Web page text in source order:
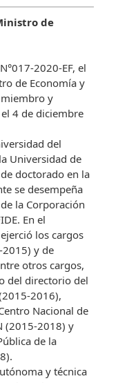
de
2020-EF, el
de Economía y
miembro y
4 de diciembre
del
Universidad de
doctorado en la
se desempeña
la Corporación
En el
los cargos
2015) y de
otros cargos,
del directorio del
2016),
Nacional de
(2015-2018) y
de la
y técnica